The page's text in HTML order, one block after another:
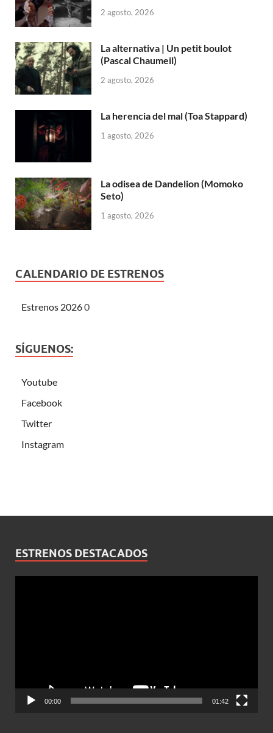
2 agosto, 2026
La alternativa | Un petit boulot
(Pascal Chaumeil)
2 agosto, 2026
La herencia del mal (Toa Stappard)
1 agosto, 2026
La odisea de Dandelion (Momoko
Seto)
1 agosto, 2026
CALENDARIO DE ESTRENOS
Estrenos 20260
SÍGUENOS:
Youtube
Facebook
Twitter
Instagram
ESTRENOS DESTACADOS
00:00 01:42